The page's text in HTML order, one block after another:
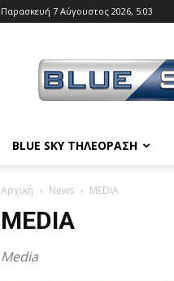
Παρασκευή 7 Αύγουστος 2026, 5:03
SKY
BLUE SKY ΤΗΛΕΟΡΑΣΗ
Αρχική News MEDIA
MEDIA
Media